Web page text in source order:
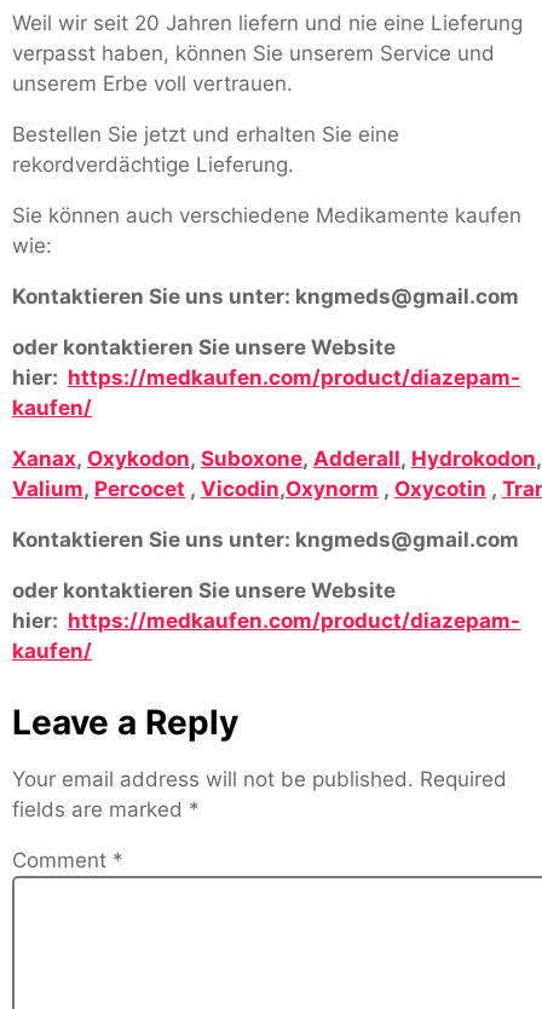
Weil wir seit 20 Jahren liefern und nie eine Lieferung
verpasst haben, können Sie unserem Service und
unserem Erbe voll vertrauen.
Bestellen Sie jetzt und erhalten Sie eine
rekordverdächtige Lieferung.
Sie können auch verschiedene Medikamente kaufen
wie:
Kontaktieren Sie uns unter: kngmeds@gmail.com
oder kontaktieren Sie unsere Website
hier: https://medkaufen.com/product/diazepam-
kaufen/
Xanax, Oxykodon, Suboxone, Adderall, Hydrokodon
Valium, Percocet , Vicodin,Oxynorm , Oxycotin ,
Kontaktieren Sie uns unter: kngmeds@gmail.com
oder kontaktieren Sie unsere Website
hier: https://medkaufen.com/product/diazepam-
kaufen/
Leave a Reply
Your email address will not be published. Required
fields are marked *
Comment *